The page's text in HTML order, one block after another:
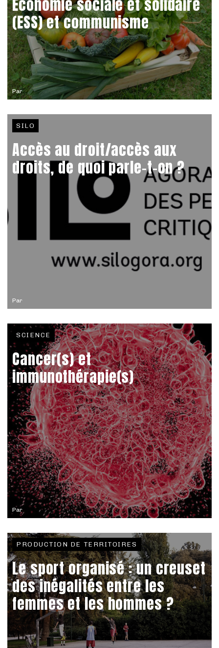
Par
Économie sociale et solidaire
(ESS) et communisme
Par
SILO
Accès au droit/accès aux
droits, de quoi parle-t-on ?
Par
SCIENCE
Cancer(s) et
immunothérapie(s)
PRODUCTION DE TERRITOIRES
Le sport organisé : un creuset
des inégalités entre les
femmes et les hommes ?